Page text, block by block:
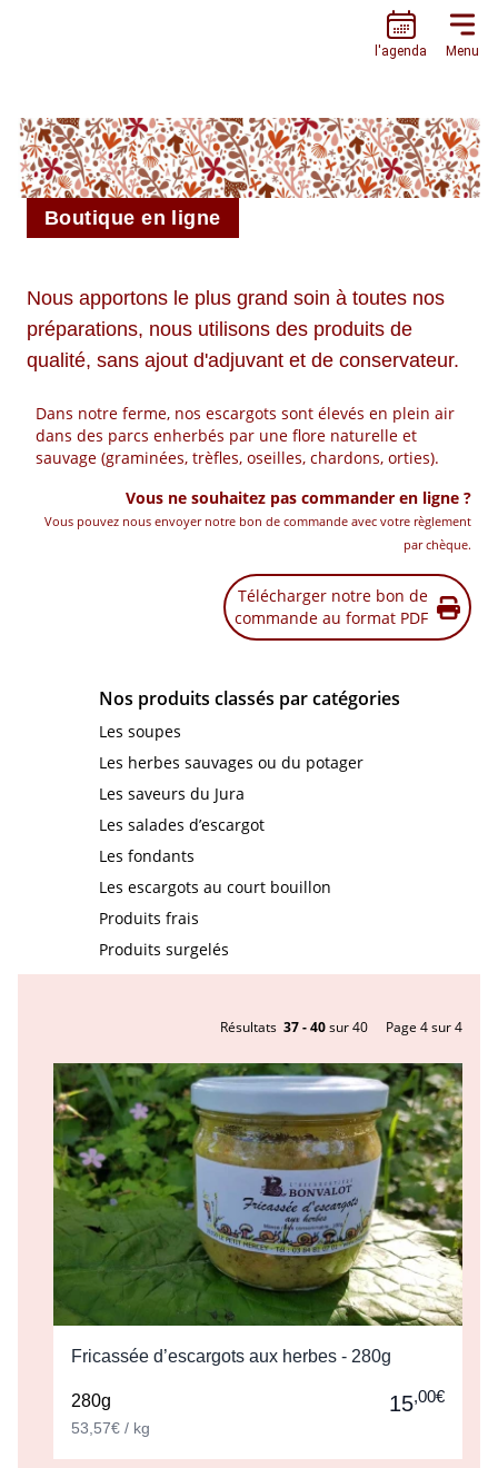
l'agenda Menu
Boutique en ligne
Nous apportons le plus grand soin à toutes nos
préparations, nous utilisons des produits de
qualité, sans ajout d'adjuvant et de conservateur.
Dans notre ferme, nos escargots sont élevés en plein air
dans des parcs enherbés par une flore naturelle et
sauvage (graminées, trèfles, oseilles, chardons, orties).
Vous ne souhaitez pas commander en ligne ?
Vous pouvez nous envoyer notre bon de commande avec votre règlement
par chèque.
Télécharger notre bon de
commande au format PDF
Nos produits classés par catégories
Les soupes
Les herbes sauvages ou du potager
Les saveurs du Jura
Les salades d’escargot
Les fondants
Les escargots au court bouillon
Produits frais
Produits surgelés
Résultats 37 - 40sur 40 Page 4 sur 4
Fricassée d’escargots aux herbes - 280g
280g
53,57€ / kg
15,00€